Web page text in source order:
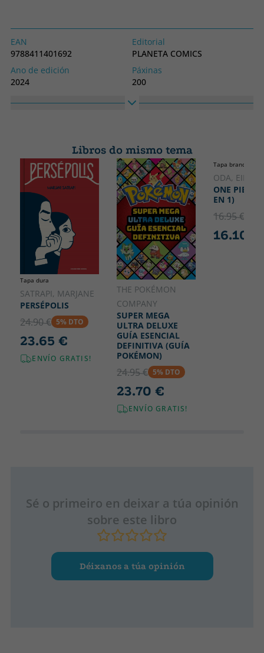
EAN
9788411401692
Editorial
PLANETA COMICS
Ano de edición
2024
Páxinas
200
Idioma
Libros do mismo tema
Tapa dura
SATRAPI, MARJANE
PERSÉPOLIS
24.90 € 5% DTO
23.65 €
ENVÍO GRATIS!
THE POKÉMON
COMPANY
SUPER MEGA
ULTRA DELUXE
GUÍA ESENCIAL
DEFINITIVA (GUÍA
POKÉMON)
24.95 € 5% DTO
23.70 €
ENVÍO GRATIS!
Tapa branda ou
ODA,
ONE PIECE
EN 1)
16.95 €
16.10 €
Sé o primeiro en deixar a túa opinión
sobre este libro
Déixanos a túa opinión